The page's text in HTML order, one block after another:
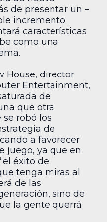
de presentar un –
incremento
características
como una
House, director
Entertainment,
de
que otra
robó los
de
a favorecer
juego, ya que en
éxito de
tenga miras al
de las
sino de
la gente querrá